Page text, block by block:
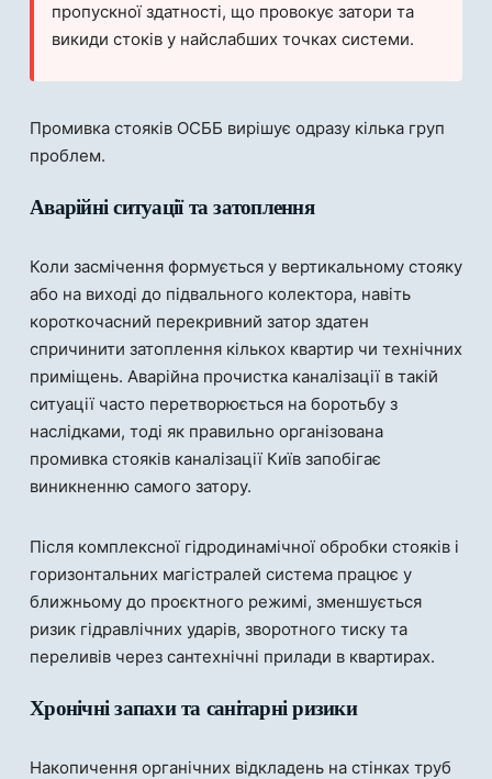
пропускної здатності, що провокує затори та
викиди стоків у найслабших точках системи.
Промивка стояків ОСББ вирішує одразу кілька груп
проблем.
Аварійні ситуації та затоплення
Коли засмічення формується у вертикальному стояку
або на виході до підвального колектора, навіть
короткочасний перекривний затор здатен
спричинити затоплення кількох квартир чи технічних
приміщень. Аварійна прочистка каналізації в такій
ситуації часто перетворюється на боротьбу з
наслідками, тоді як правильно організована
промивка стояків каналізації Київ запобігає
виникненню самого затору.
Після комплексної гідродинамічної обробки стояків і
горизонтальних магістралей система працює у
ближньому до проєктного режимі, зменшується
ризик гідравлічних ударів, зворотного тиску та
переливів через сантехнічні прилади в квартирах.
Хронічні запахи та санітарні ризики
Накопичення органічних відкладень на стінках труб